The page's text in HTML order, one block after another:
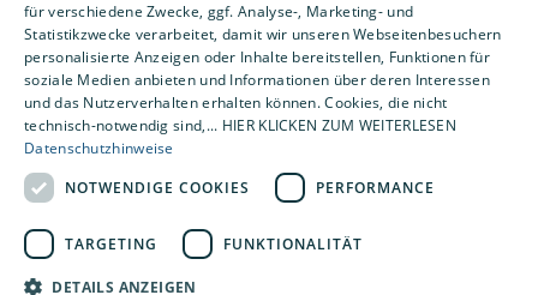
für verschiedene Zwecke, ggf. Analyse-, Marketing- und
Statistikzwecke verarbeitet, damit wir unseren Webseitenbesuchern
personalisierte Anzeigen oder Inhalte bereitstellen, Funktionen für
soziale Medien anbieten und Informationen über deren Interessen
und das Nutzerverhalten erhalten können. Cookies, die nicht
technisch-notwendig sind,... HIER KLICKEN ZUM WEITERLESEN
Datenschutzhinweise
NOTWENDIGE COOKIES
PERFORMANCE
TARGETING FUNKTIONALITÄT
DETAILS ANZEIGEN